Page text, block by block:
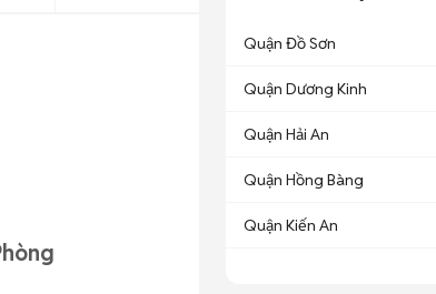
Quận Đồ Sơn
Quận Dương Kinh
Quận Hải An
Quận Hồng Bàng
Quận Kiến An